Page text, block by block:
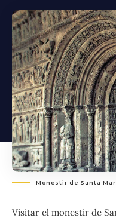
Monestir de Santa
Visitar el monestir de